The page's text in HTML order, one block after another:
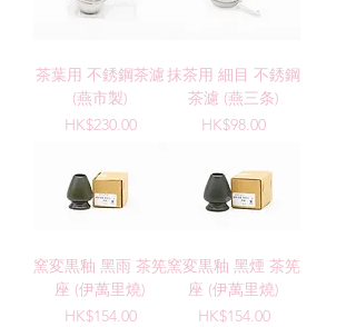
茶葉用 不銹鋼茶濾
(燕市製)
價格
HK$230.00
抹茶用 細目 不銹鋼
茶濾 (燕三条)
價格
HK$98.00
窯変黒釉 黑雨 茶筅
座 (伊萬里燒)
價格
HK$154.00
窯変黒釉 黑煙 茶筅
座 (伊萬里燒)
價格
HK$154.00